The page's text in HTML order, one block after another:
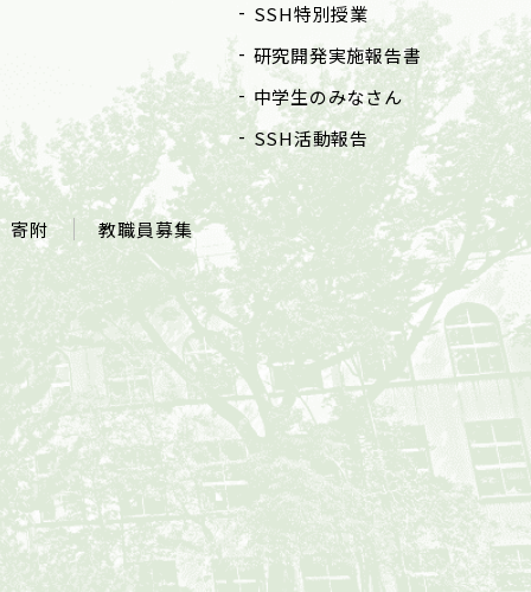
SSH特別授業
研究開発実施報告書
中学生のみなさん
SSH活動報告
寄附 教職員募集